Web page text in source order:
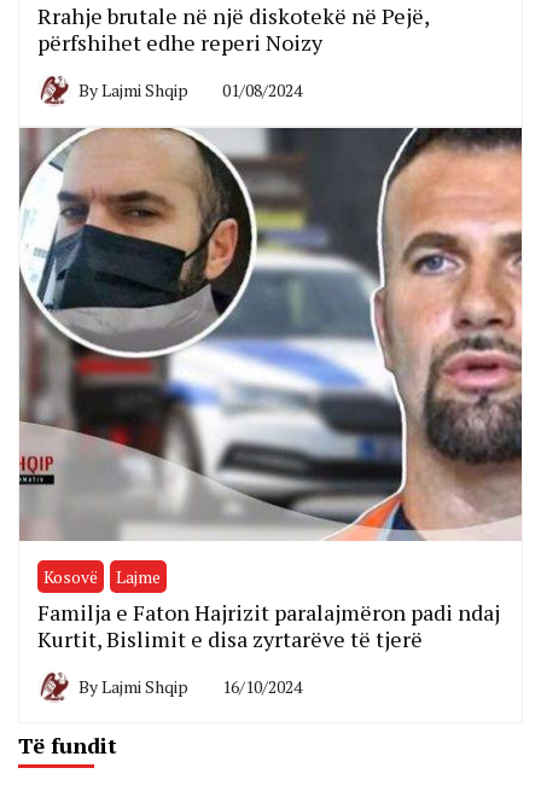
Rrahje brutale në një diskotekë në Pejë,
përfshihet edhe reperi Noizy
ByLajmi Shqip 01/08/2024
Kosovë Lajme
Familja e Faton Hajrizit paralajmëron padi ndaj
Kurtit, Bislimit e disa zyrtarëve të tjerë
ByLajmi Shqip 16/10/2024
Të fundit